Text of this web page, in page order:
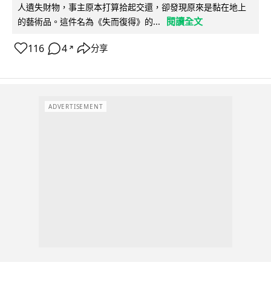
人遺失財物，事主原本打算拾起交還，卻發現原來是黏在地上
的藝術品。這件名為《失而復得》的...
閱讀全文
116 4 ↗ 分享
ADVERTISEMENT